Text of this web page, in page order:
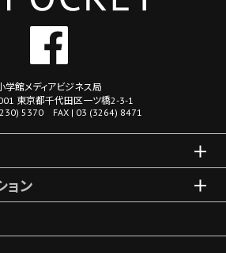
学館メディアビジネス局
東京都千代田区一ツ橋2-3-1
5370 FAX | 03 (3264) 8471
ョン